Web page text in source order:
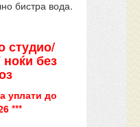
бистра вода.
студио/
ноќи без
уплати до
***